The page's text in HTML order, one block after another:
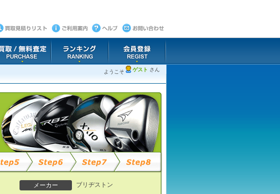
ゲスト さん
ようこそ
メーカー ブリヂストン